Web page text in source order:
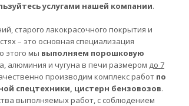
услугами нашей компании.
старого лакокрасочного покрытия и
– это основная специализация
этого мы выполняем порошковую
алюминия и чугуна в печи размером до 7
производим комплекс работ по
спецтехники, цистерн бензовозов.
выполняемых работ, с соблюдением